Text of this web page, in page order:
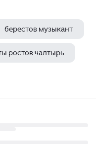
берестов музыкант
ростов чалтырь